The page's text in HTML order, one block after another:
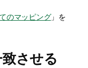
のマッピング」を
させる